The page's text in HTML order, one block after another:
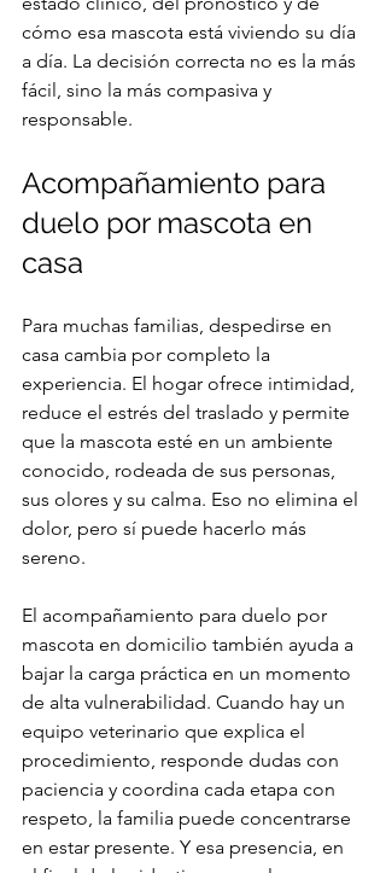
cómo esa mascota está viviendo su día
a día. La decisión correcta no es la más
fácil, sino la más compasiva y
responsable.
Acompañamiento para
duelo por mascota en
casa
Para muchas familias, despedirse en
casa cambia por completo la
experiencia. El hogar ofrece intimidad,
reduce el estrés del traslado y permite
que la mascota esté en un ambiente
conocido, rodeada de sus personas,
sus olores y su calma. Eso no elimina el
dolor, pero sí puede hacerlo más
sereno.
El acompañamiento para duelo por
mascota en domicilio también ayuda a
bajar la carga práctica en un momento
de alta vulnerabilidad. Cuando hay un
equipo veterinario que explica el
procedimiento, responde dudas con
paciencia y coordina cada etapa con
respeto, la familia puede concentrarse
en estar presente. Y esa presencia, en